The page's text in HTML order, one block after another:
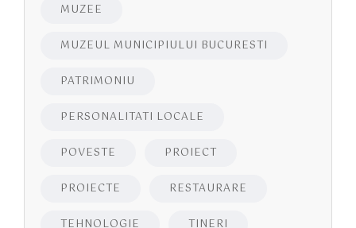
MUZEE
MUZEUL MUNICIPIULUI BUCURESTI
PATRIMONIU
PERSONALITATI LOCALE
POVESTE PROIECT
PROIECTE RESTAURARE
TEHNOLOGIE TINERI